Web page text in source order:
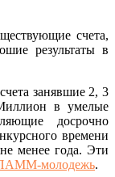
счета,
результаты в
занявшие 2, 3
в умелые
досрочно
времени
менее года. Эти
молодежь.